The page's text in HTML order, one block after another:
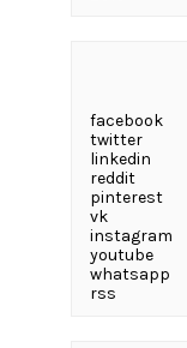
facebook
twitter
linkedin
reddit
pinterest
vk
instagram
youtube
whatsapp
rss